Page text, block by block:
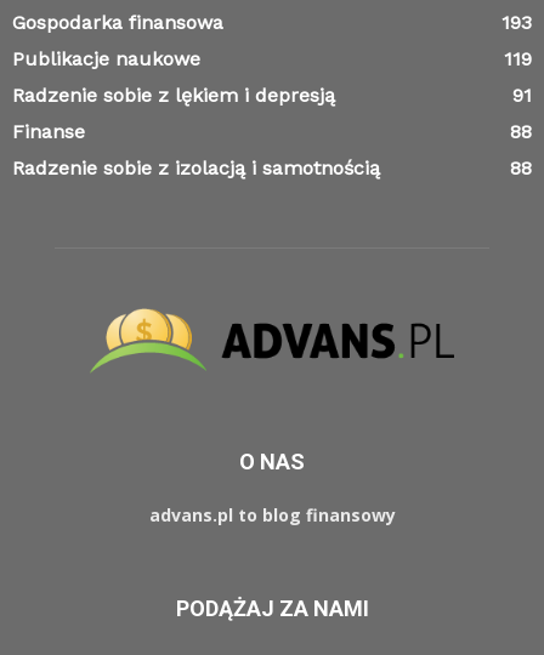
Gospodarka finansowa
193
Publikacje naukowe
119
Radzenie sobie z lękiem i depresją
91
Finanse
88
Radzenie sobie z izolacją i samotnością
88
O NAS
advans.pl to blog finansowy
PODĄŻAJ ZA NAMI